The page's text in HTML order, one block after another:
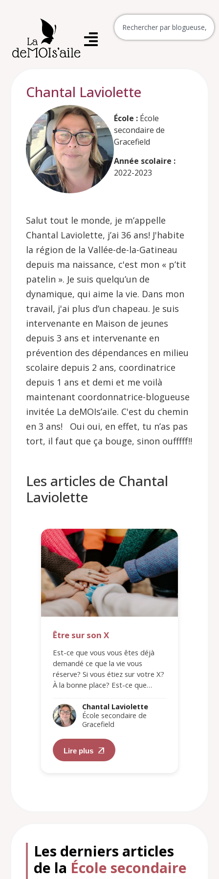
Chantal Laviolette
École : École
secondaire de
Gracefield
Année scolaire :
2022-2023
Salut tout le monde, je m’appelle
Chantal Laviolette, j’ai 36 ans! J'habite
la région de la Vallée-de-la-Gatineau
depuis ma naissance, c'est mon « p’tit
patelin ». Je suis quelqu’un de
dynamique, qui aime la vie. Dans mon
travail, j'ai plus d’un chapeau. Je suis
intervenante en Maison de jeunes
depuis 3 ans et intervenante en
prévention des dépendances en milieu
scolaire depuis 2 ans, coordinatrice
depuis 1 ans et demi et me voilà
maintenant coordonnatrice-blogueuse
invitée La deMOIs’aile. C'est du chemin
en 3 ans! Oui oui, en effet, tu n’as pas
tort, il faut que ça bouge, sinon oufffff!!
Les articles de Chantal
Laviolette
Être sur son X
Est-ce que vous vous êtes déjà
demandé ce que la vie vous
réserve? Si vous étiez sur votre X?
À la bonne place? Est-ce que…
Chantal Laviolette
École secondaire de
Gracefield
Lire plus
Les derniers articles
de la École secondaire